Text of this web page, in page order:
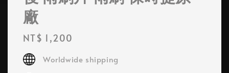
廠
Regular
price
NT$ 1,200
Worldwide shipping